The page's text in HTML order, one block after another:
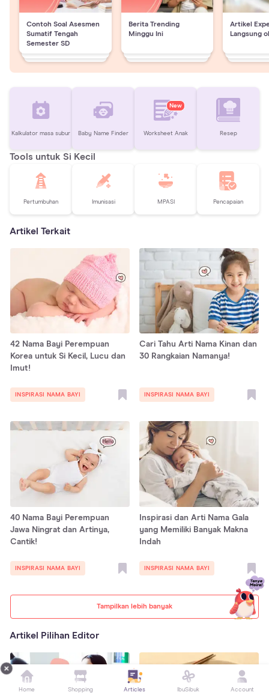
Contoh Soal Asesmen
Sumatif Tengah
Semester SD
Berita Trending
Minggu Ini
Artikel
Langsung
Kalkulator masa subur Baby Name Finder
New
Worksheet Anak Resep
Tools untuk Si Kecil
Pertumbuhan Imunisasi MPASI Pencapaian
Artikel Terkait
Tampilkan lebih banyak
42 Nama Bayi Perempuan
Korea untuk Si Kecil, Lucu dan
Imut!
INSPIRASI NAMA BAYI
Cari Tahu Arti Nama Kinan dan
30 Rangkaian Namanya!
INSPIRASI NAMA BAYI
40 Nama Bayi Perempuan
Jawa Ningrat dan Artinya,
Cantik!
INSPIRASI NAMA BAYI
Inspirasi dan Arti Nama Gala
yang Memiliki Banyak Makna
Indah
INSPIRASI NAMA BAYI
Artikel Pilihan Editor
Home Shopping Articles IbuSibuk Account